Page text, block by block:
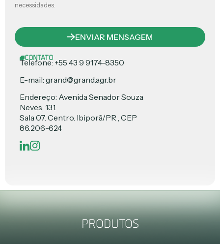
necessidades.
ENVIAR MENSAGEM
CONTATO
Telefone: +55 43 9 9174-8350
E-mail: grand@grand.agr.br
Endereço: Avenida Senador Souza
Neves, 131.
Sala 07. Centro. Ibiporã/PR , CEP
86.206-624
PRODUTOS